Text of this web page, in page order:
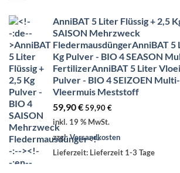
AnniBAT 5 Liter Flüssig + 2,5
SAISON Mehrzweck
FledermausdüngerAnniBAT 5
Kg Pulver - BIO 4 SEASON
FertilizerAnniBAT 5 Liter
Pulver - BIO 4 SEIZOEN
Vleermuis Meststoff
59,90€59,90€
inkl. 19 % MwSt.
zzgl.Versandkosten
Lieferzeit: Lieferzeit 1-3 Tage